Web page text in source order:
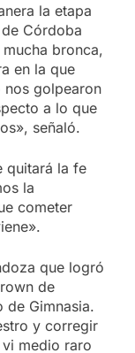
la etapa
Córdoba
bronca,
en la que
nos golpearon
a lo que
señaló.
quitará la fe
la
cometer
que logró
de
de Gimnasia.
y corregir
medio raro